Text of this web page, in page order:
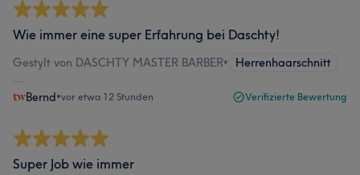
Wie immer eine super Erfahrung bei Daschty!
Gestylt von DASCHTY MASTER BARBER• Herrenhaarschnitt
Bernd•vor etwa 12 Stunden Verifizierte Bewertung
Super Job wie immer